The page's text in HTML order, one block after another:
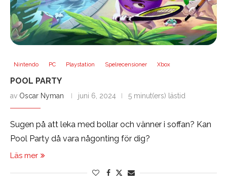
Nintendo PC Playstation Spelrecensioner Xbox
POOL PARTY
av Oscar Nyman juni 6, 2024 5 minut(ers) lästid
Sugen på att leka med bollar och vänner i soffan? Kan
Pool Party då vara någonting för dig?
Läs mer